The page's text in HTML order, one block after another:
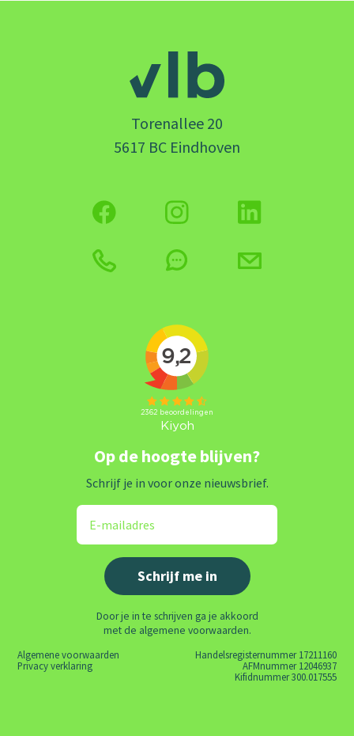
Torenallee 20
5617 BC Eindhoven
Op de hoogte blijven?
Schrijf je in voor onze nieuwsbrief.
Door je in te schrijven ga je akkoord
met de algemene voorwaarden.
Algemene voorwaarden
Privacy verklaring
Handelsregisternummer 17211160
AFMnummer 12046937
Kifidnummer 300.017555